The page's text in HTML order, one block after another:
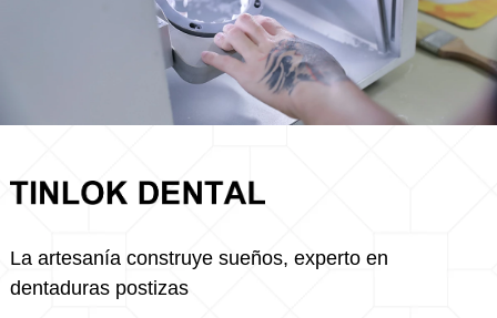
La artesanía construye sueños, experto en
dentaduras postizas